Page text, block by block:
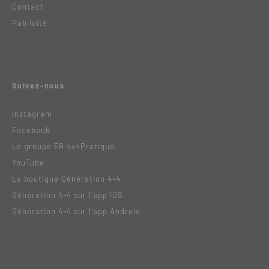
Contact
Publicité
Suivez-nous
Instagram
Facebook
Le groupe FB 4x4Pratique
YouTube
La boutique Génération 4×4
Génération 4×4 sur l’app IOS
Génération 4×4 sur l’app Android